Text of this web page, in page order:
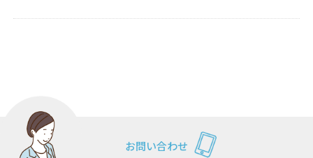
お問い合わせ